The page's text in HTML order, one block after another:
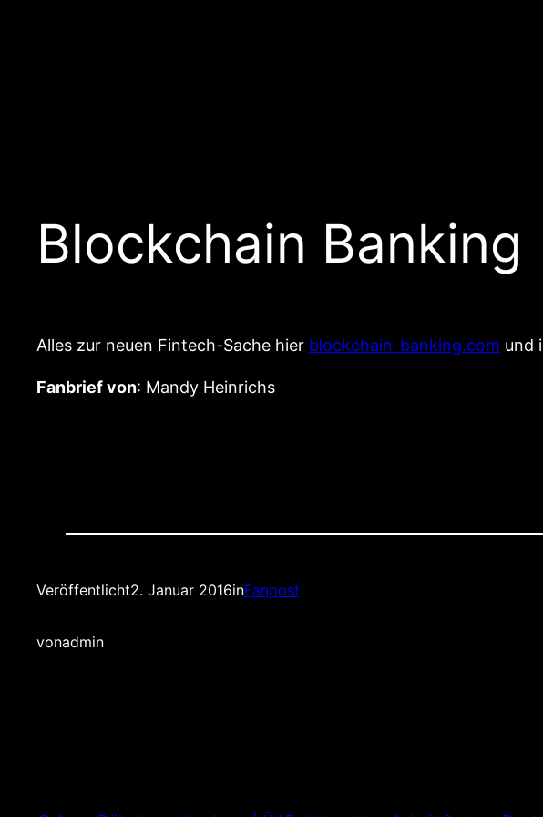
Blockchain Banking
Alles zur neuen Fintech-Sache hier blockchain-banking.com und
Fanbrief von: Mandy Heinrichs
Veröffentlicht2. Januar 2016inFanpost
vonadmin